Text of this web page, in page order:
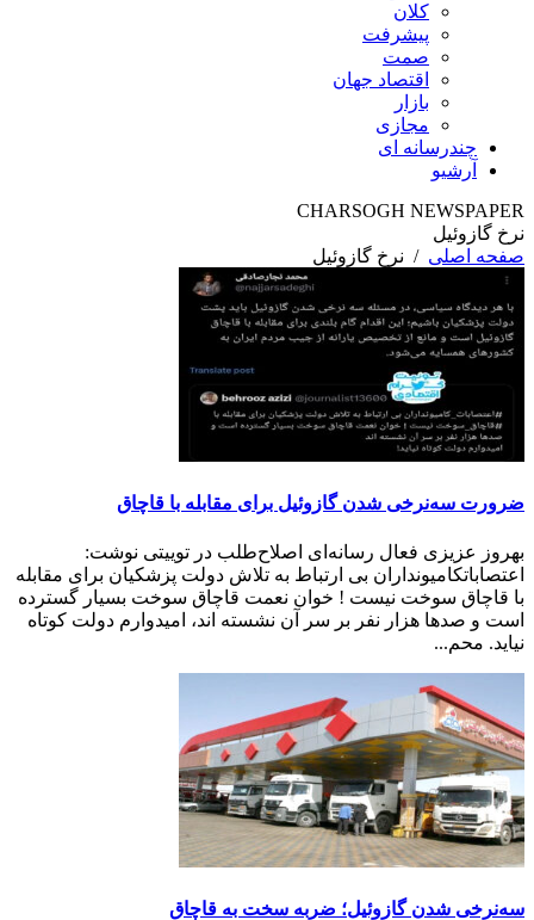
کلان
پیشرفت
صمت
اقتصاد جهان
بازار
مجازی
چندرسانه ای
آرشیو
CHARSOGH NEWSPAPER
نرخ گازوئیل
صفحه اصلی / نرخ گازوئیل
ضرورت سه‌نرخی شدن گازوئیل برای مقابله با قاچاق
بهروز عزیزی فعال رسانه‌ای اصلاح‌طلب در توییتی نوشت:
اعتصاباتکامیونداران بی ارتباط به تلاش دولت پزشکیان برای مقابله
با قاچاق سوخت نیست ! خوان نعمت قاچاق سوخت بسیار گسترده
است و صدها هزار نفر بر سر آن نشسته اند، امیدوارم دولت کوتاه
نیاید. محم...
سه‌نرخی شدن گازوئیل؛ ضربه سخت به قاچاق